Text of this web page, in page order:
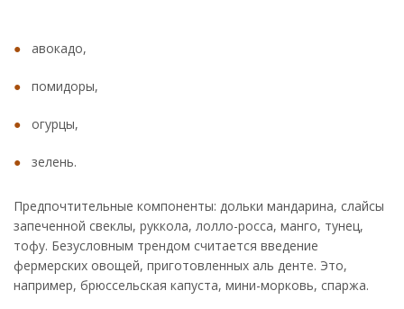
авокадо,
помидоры,
огурцы,
зелень.
Предпочтительные компоненты: дольки мандарина, слайсы
запеченной свеклы, руккола, лолло-росса, манго, тунец,
тофу. Безусловным трендом считается введение
фермерских овощей, приготовленных аль денте. Это,
например, брюссельская капуста, мини-морковь, спаржа.